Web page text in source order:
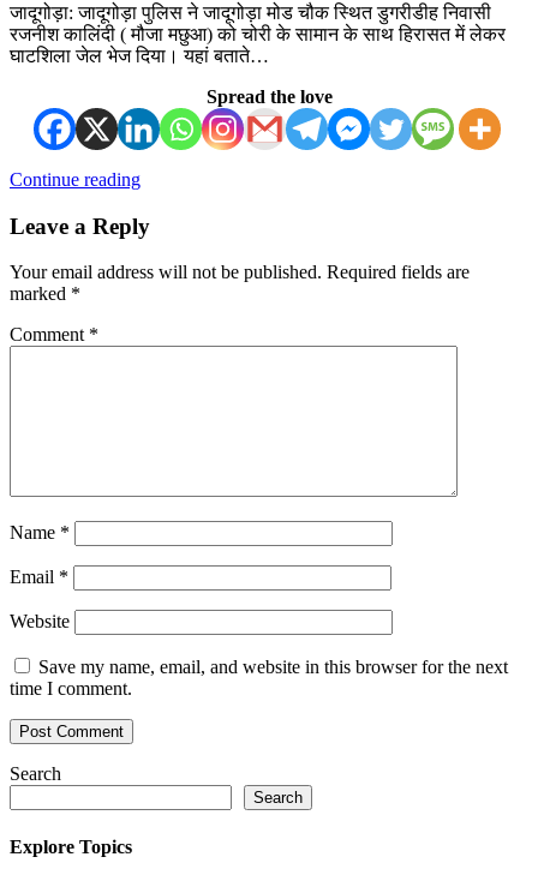
जादूगोड़ा: जादूगोड़ा पुलिस ने जादूगोड़ा मोड चौक स्थित डुगरीडीह निवासी
रजनीश कालिंदी ( मौजा मछुआ) को चोरी के सामान के साथ हिरासत में लेकर
घाटशिला जेल भेज दिया। यहां बताते…
Spread the love
Continue reading
Leave a Reply
Your email address will not be published. Required fields are
marked *
Comment *
Name *
Email *
Website
Save my name, email, and website in this browser for the next
time I comment.
Search
Search
Explore Topics